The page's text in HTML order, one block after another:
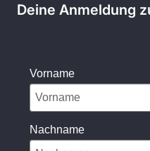
Deine Anmeldung
Vorname
Nachname